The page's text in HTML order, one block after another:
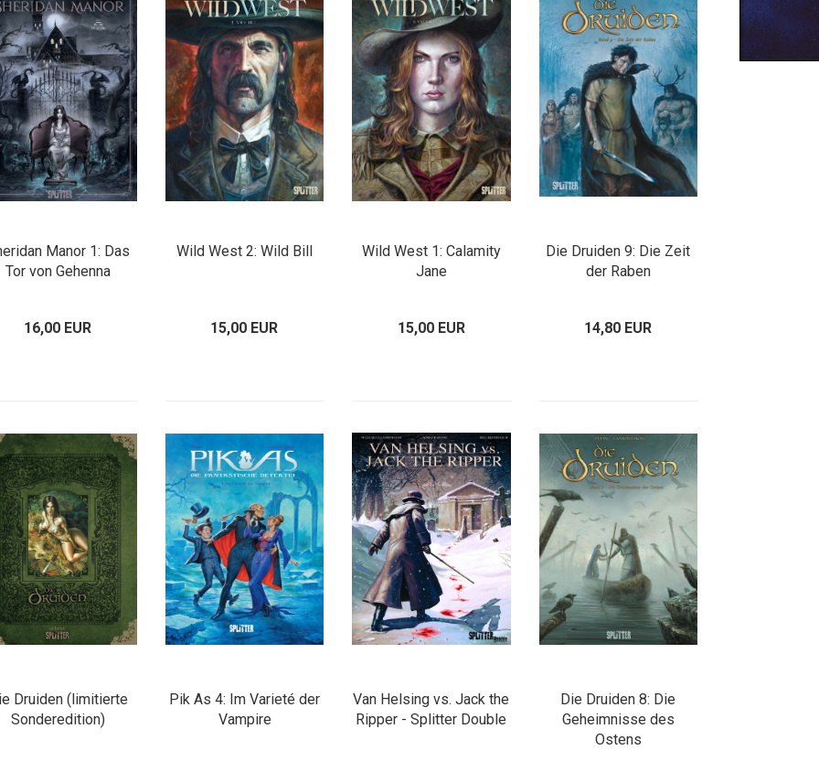
Manor 1: Das
Tor von Gehenna
16,00 EUR
Wild West 2: Wild Bill
15,00 EUR
Wild West 1: Calamity
Jane
15,00 EUR
Die Druiden 9: Die Zeit
der Raben
14,80 EUR
Druiden (limitierte
Sonderedition)
Pik As 4: Im Varieté der
Vampire
Van Helsing vs. Jack the
Ripper - Splitter Double
Die Druiden 8: Die
Geheimnisse des
Ostens